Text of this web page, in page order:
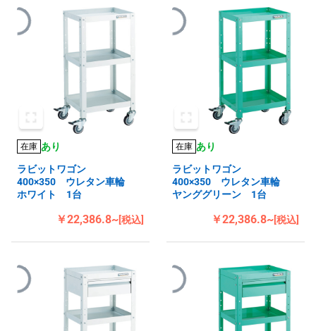
在庫 あり
ラビットワゴン
400×350 ウレタン車輪
ホワイト 1台
￥22,386.8~[税込]
在庫 あり
ラビットワゴン
400×350 ウレタン車輪
ヤンググリーン 1台
￥22,386.8~[税込]